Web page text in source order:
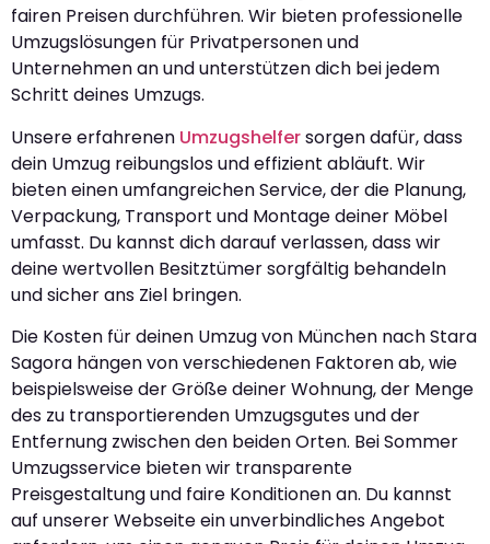
fairen Preisen durchführen. Wir bieten professionelle
Umzugslösungen für Privatpersonen und
Unternehmen an und unterstützen dich bei jedem
Schritt deines Umzugs.
Unsere erfahrenen Umzugshelfersorgen dafür, dass
dein Umzug reibungslos und effizient abläuft. Wir
bieten einen umfangreichen Service, der die Planung,
Verpackung, Transport und Montage deiner Möbel
umfasst. Du kannst dich darauf verlassen, dass wir
deine wertvollen Besitztümer sorgfältig behandeln
und sicher ans Ziel bringen.
Die Kosten für deinen Umzug von München nach Stara
Sagora hängen von verschiedenen Faktoren ab, wie
beispielsweise der Größe deiner Wohnung, der Menge
des zu transportierenden Umzugsgutes und der
Entfernung zwischen den beiden Orten. Bei Sommer
Umzugsservice bieten wir transparente
Preisgestaltung und faire Konditionen an. Du kannst
auf unserer Webseite ein unverbindliches Angebot